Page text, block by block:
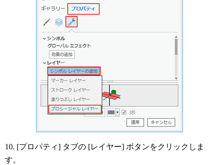
10. [プロパティ] タブの [レイヤー] ボタンをクリックしま
す。